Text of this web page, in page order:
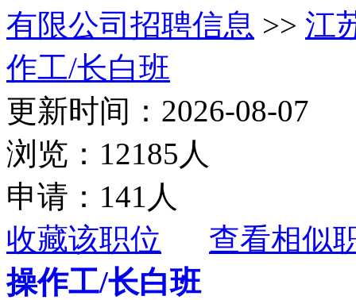
有限公司招聘信息 >> 江
作工/长白班
更新时间：2026-08-07
浏览：12185人
申请：141人
收藏该职位
查看相似
操作工/长白班